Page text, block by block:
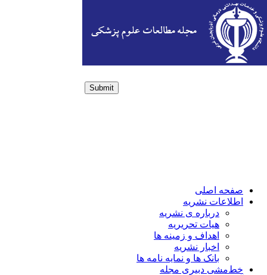
Submit
صفحه اصلی
اطلاعات نشریه
درباره ی نشریه
هیات تحریریه
اهداف و زمینه ها
اخبار نشریه
بانک ها و نمایه نامه ها
خط‌مشی دبیری مجله